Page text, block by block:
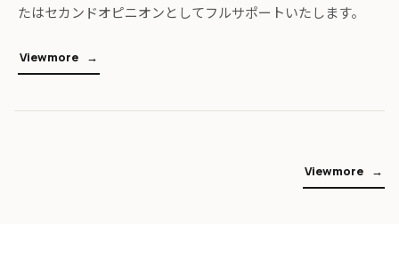
たはセカンドオピニオンとしてフルサポートいたします。
Viewmore
Viewmore